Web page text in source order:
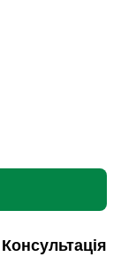
Консультація